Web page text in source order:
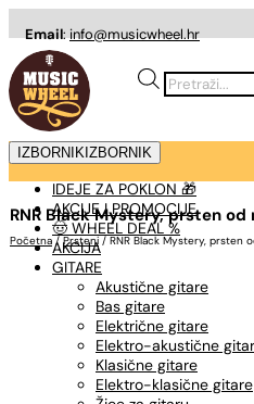
Email:info@musicwheel.hr
Products
search
IZBORNIK IZBORNIK
IDEJE ZA POKLON 🎁
AKCIJE I PROMOCIJE
🤠 WHEEL DEAL %
AKCIJA
GITARE
Akustične gitare
Bas gitare
Električne gitare
Elektro-akustične
Klasične gitare
Elektro-klasične gitare
RNR Black Mystery, prsten
Početna / Prsteni / RNR Black Mystery, prsten